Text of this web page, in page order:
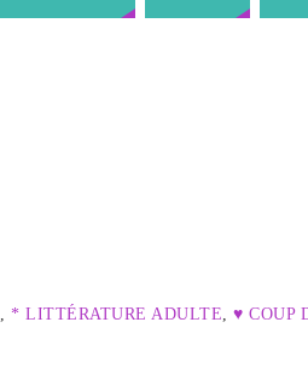
* LITTÉRATURE ADULTE ♥ COUP